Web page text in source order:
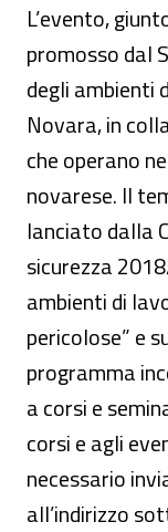
L’evento,
promosso dal
degli ambienti
Novara, in
che operano
novarese. Il
lanciato dalla
sicurezza
ambienti di
pericolose” e
programma
a corsi e
corsi e agli
necessario
all’indirizzo